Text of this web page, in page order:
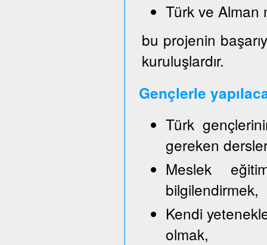
Türk ve Alman
bu projenin
kuruluşlardır.
Gençlerle
Türk
gereken
Meslek
bilgilendirmek,
Kendi
olmak,